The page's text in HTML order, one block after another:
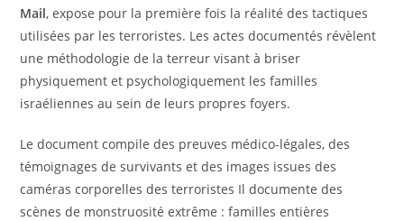
Mail, expose pour la première fois la réalité des tactiques
utilisées par les terroristes. Les actes documentés révèlent
une méthodologie de la terreur visant à briser
physiquement et psychologiquement les familles
israéliennes au sein de leurs propres foyers.
Le document compile des preuves médico-légales, des
témoignages de survivants et des images issues des
caméras corporelles des terroristes Il documente des
scènes de monstruosité extrême : familles entières